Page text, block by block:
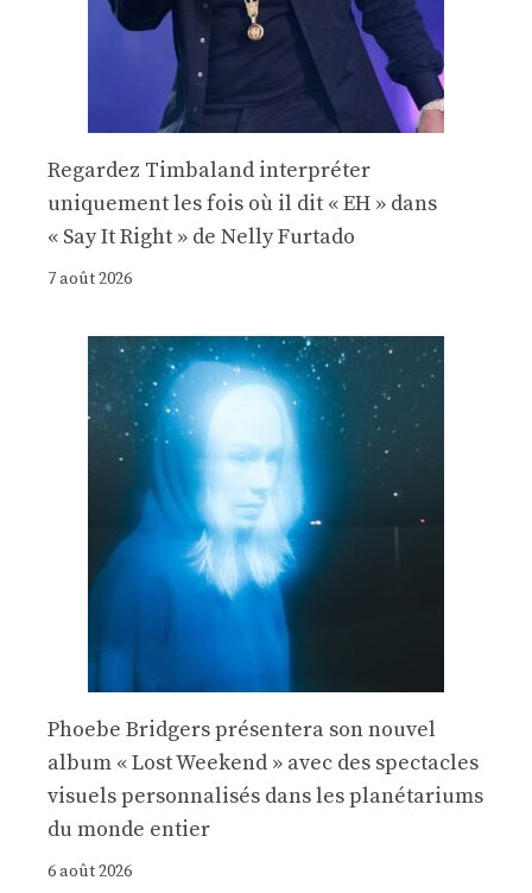
Regardez Timbaland interpréter
uniquement les fois où il dit « EH » dans
« Say It Right » de Nelly Furtado
7 août 2026
Phoebe Bridgers présentera son nouvel
album « Lost Weekend » avec des spectacles
visuels personnalisés dans les planétariums
du monde entier
6 août 2026